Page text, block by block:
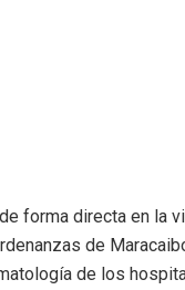
forma directa en la
de
de los